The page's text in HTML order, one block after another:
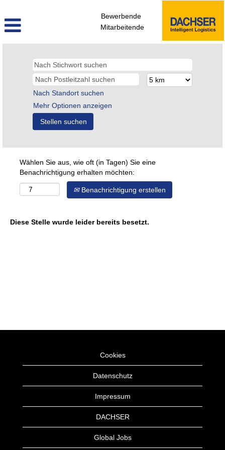
Bewerbende
Mitarbeitende
Nach Standort suchen
Mehr Optionen anzeigen
Wählen Sie aus, wie oft (in Tagen) Sie eine
Benachrichtigung erhalten möchten:
Benachrichtigung erstellen
Diese Stelle wurde leider bereits besetzt.
Cookies
Datenschutz
Impressum
DACHSER
Global Jobs